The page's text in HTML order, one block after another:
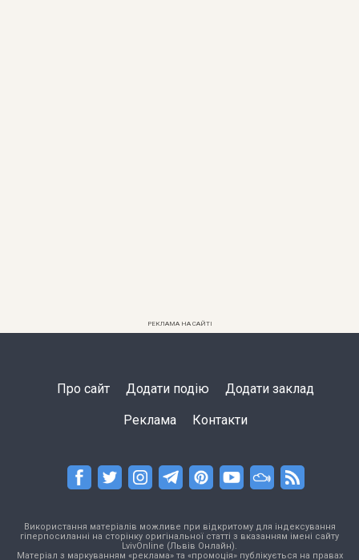
РЕКЛАМА НА САЙТІ
Про сайт Додати подію Додати заклад
Реклама Контакти
Використання матеріалів можливе при відкритому для індексування
гіперпосиланні на сторінку оригінальної статті з вказанням імені сайту
LvivOnline (Львів Онлайн).
Матеріал з маркуванням «реклама» та «промоція» публікується на правах